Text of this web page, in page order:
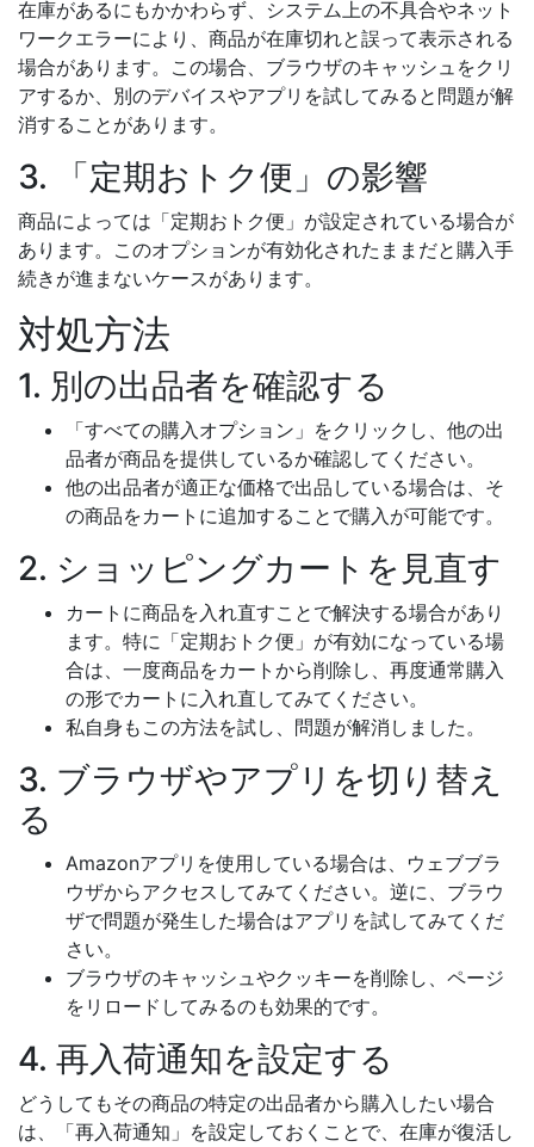
在庫があるにもかかわらず、システム上の不具合やネット
ワークエラーにより、商品が在庫切れと誤って表示される
場合があります。この場合、ブラウザのキャッシュをクリ
アするか、別のデバイスやアプリを試してみると問題が解
消することがあります。
3. 「定期おトク便」の影響
商品によっては「定期おトク便」が設定されている場合が
あります。このオプションが有効化されたままだと購入手
続きが進まないケースがあります。
対処方法
1. 別の出品者を確認する
「すべての購入オプション」をクリックし、他の出
品者が商品を提供しているか確認してください。
他の出品者が適正な価格で出品している場合は、そ
の商品をカートに追加することで購入が可能です。
2. ショッピングカートを見直す
カートに商品を入れ直すことで解決する場合があり
ます。特に「定期おトク便」が有効になっている場
合は、一度商品をカートから削除し、再度通常購入
の形でカートに入れ直してみてください。
私自身もこの方法を試し、問題が解消しました。
3. ブラウザやアプリを切り替え
る
Amazonアプリを使用している場合は、ウェブブラ
ウザからアクセスしてみてください。逆に、ブラウ
ザで問題が発生した場合はアプリを試してみてくだ
さい。
ブラウザのキャッシュやクッキーを削除し、ページ
をリロードしてみるのも効果的です。
4. 再入荷通知を設定する
どうしてもその商品の特定の出品者から購入したい場合
は、「再入荷通知」を設定しておくことで、在庫が復活し